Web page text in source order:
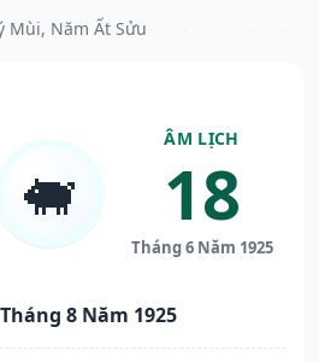
Mùi, Năm Ất Sửu
🐖
ÂM LỊCH
18
Tháng 6 Năm 1925
8 Năm 1925